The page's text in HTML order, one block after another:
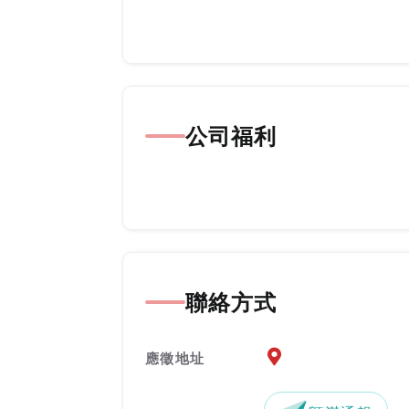
公司福利
聯絡方式
應徵地址 應徵地址地圖『另開新